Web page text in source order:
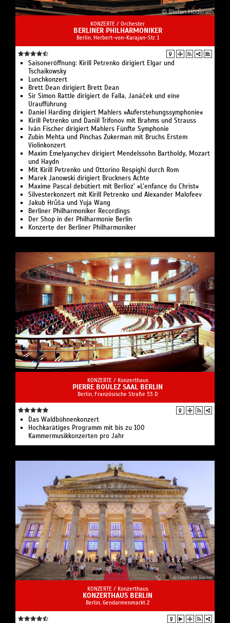
KONZERTE / Orchester
BERLINER PHILHARMONIKER
Berlin, Herbert-von-Karajan-Str. 1
Saisoneröffnung: Kirill Petrenko dirigiert Elgar und
Tschaikowsky
Lunchkonzert
Brett Dean dirigiert Brett Dean
Sir Simon Rattle dirigiert de Falla, Janáček und eine
Uraufführung
Daniel Harding dirigiert Mahlers »Auferstehungssymphonie«
Kirill Petrenko und Daniil Trifonov mit Brahms und Strauss
Iván Fischer dirigiert Mahlers Fünfte Symphonie
Zubin Mehta und Pinchas Zukerman mit Bruchs Erstem
Violinkonzert
Maxim Emelyanychev dirigiert Mendelssohn Bartholdy, Mozart
und Haydn
Mit Kirill Petrenko und Ottorino Respighi durch Rom
Marek Janowski dirigiert Bruckners Achte
Maxime Pascal debütiert mit Berlioz’ »L’enfance du Christ«
Silvesterkonzert mit Kirill Petrenko und Alexander Malofeev
Jakub Hrůša und Yuja Wang
Berliner Philharmoniker Recordings
Der Shop in der Philharmonie Berlin
Konzerte der Berliner Philharmoniker
KONZERTE / Konzerthaus
PIERRE BOULEZ SAAL BERLIN
Berlin, Französische Straße 33 D
Das Waldbühnenkonzert
Hochkarätiges Programm mit bis zu 100
Kammermusikkonzerten pro Jahr
KONZERTE / Konzerthaus
KONZERTHAUS BERLIN
Berlin, Gendarmenmarkt 2